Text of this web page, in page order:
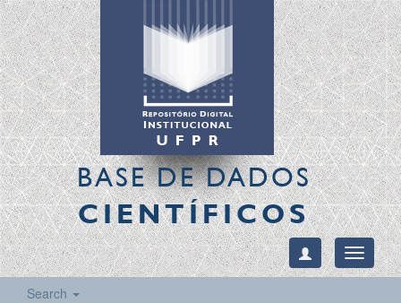
BASE DE DADOS
CIENTÍFICOS
Toggle
Search